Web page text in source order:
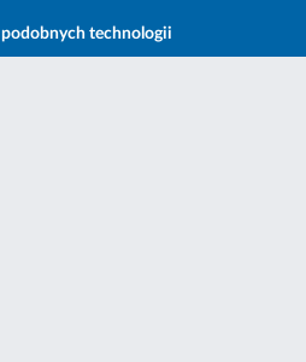
technologii